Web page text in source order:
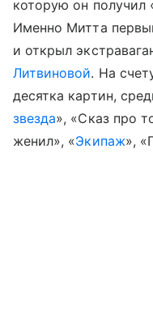
которую он получил
Именно Митта
и открыл
Литвиновой. На
десятка картин,
звезда», «Сказ про
женил», «Экипаж»,